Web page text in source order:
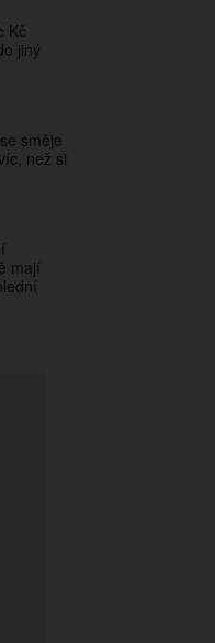
Kč
jiný
směje
než si
mají